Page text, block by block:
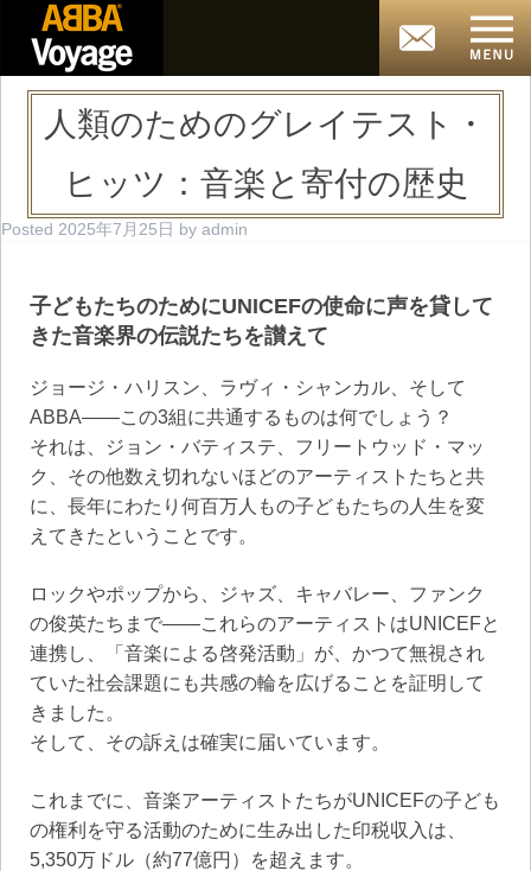
人類のためのグレイテスト・
ヒッツ：音楽と寄付の歴史
Posted 2025年7月25日 by admin
子どもたちのためにUNICEFの使命に声を貸して
きた音楽界の伝説たちを讃えて
ジョージ・ハリスン、ラヴィ・シャンカル、そして
ABBA——この3組に共通するものは何でしょう？
それは、ジョン・バティステ、フリートウッド・マッ
ク、その他数え切れないほどのアーティストたちと共
に、長年にわたり何百万人もの子どもたちの人生を変
えてきたということです。
ロックやポップから、ジャズ、キャバレー、ファンク
の俊英たちまで——これらのアーティストはUNICEFと
連携し、「音楽による啓発活動」が、かつて無視され
ていた社会課題にも共感の輪を広げることを証明して
きました。
そして、その訴えは確実に届いています。
これまでに、音楽アーティストたちがUNICEFの子ども
の権利を守る活動のために生み出した印税収入は、
5,350万ドル（約77億円）を超えます。